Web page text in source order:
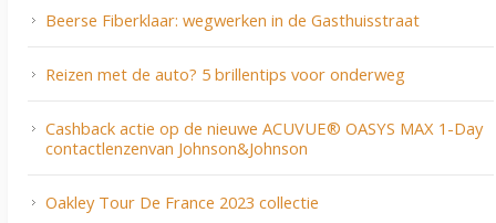
Beerse Fiberklaar: wegwerken in de Gasthuisstraat
Reizen met de auto? 5 brillentips voor onderweg
Cashback actie op de nieuwe ACUVUE® OASYS MAX 1-Day
contactlenzenvan Johnson&Johnson
Oakley Tour De France 2023 collectie